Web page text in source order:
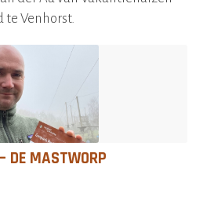
te Venhorst.
DE MASTWORP